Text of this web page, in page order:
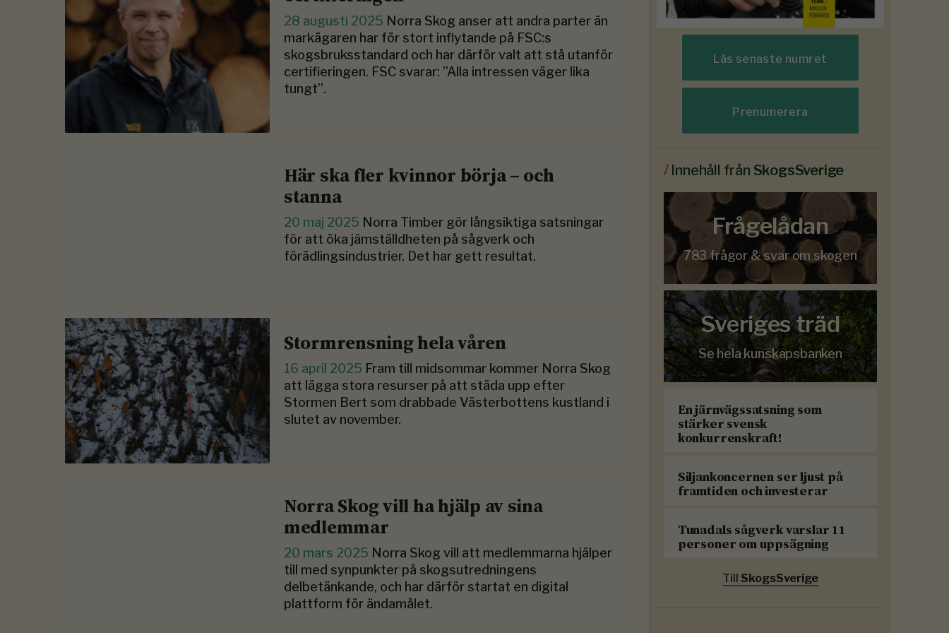
28 augusti 2025 Norra Skog anser att andra parter än
markägaren har för stort inflytande på FSC:s
skogsbruksstandard och har därför valt att stå ­utanför
certifieringen. FSC svarar: ”Alla intressen väger lika
tungt”.
Här ska fler kvinnor börja – och
stanna
20 maj 2025 Norra Timber gör långsiktiga satsningar
för att öka jämställdheten på sågverk och
förädlingsindustrier. Det har gett resultat.
Stormrensning hela våren
16 april 2025 Fram till midsommar kommer Norra Skog
att lägga stora resurser på att städa upp efter
Stormen Bert som drabbade Västerbottens kustland i
slutet av november.
Norra Skog vill ha hjälp av sina
medlemmar
20 mars 2025 Norra Skog vill att medlemmarna hjälper
till med synpunkter på skogsutredningens
delbetänkande, och har därför startat en digital
plattform för ändamålet.
Läs senaste numret
Prenumerera
/ Innehåll från SkogsSverige
Frågelådan
783 frågor & svar om skogen
Sveriges träd
Se hela kunskapsbanken
En järnvägssatsning som
stärker svensk
konkurrenskraft!
Siljankoncernen ser ljust på
framtiden och investerar
Tunadals sågverk varslar 11
personer om uppsägning
Till SkogsSverige